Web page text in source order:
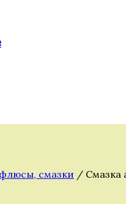
смазки / Смазка